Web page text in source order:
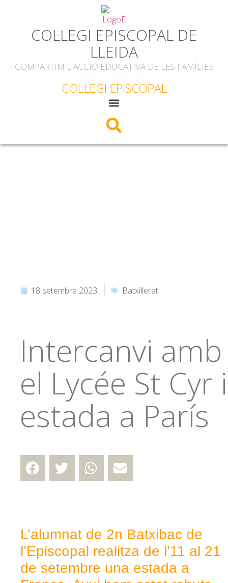
COL·LEGI EPISCOPAL DE
LLEIDA
COMPARTIM L'ACCIÓ EDUCATIVA DE LES FAMÍLIES
COL·LEGI EPISCOPAL
18 setembre 2023 Batxillerat
Intercanvi amb
el Lycée St Cyr i
estada a París
L’alumnat de 2n Batxibac de
l’Episcopal realitza de l’11 al 21
de setembre una estada a